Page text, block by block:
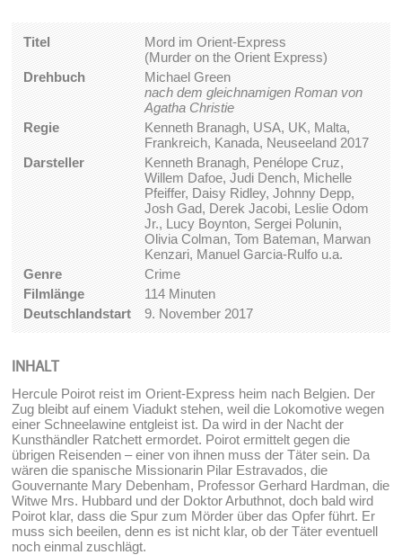
Titel
Mord im Orient-Express
(Murder on the Orient Express)
Drehbuch
Michael Green
nach dem gleichnamigen Roman von
Agatha Christie
Regie
Kenneth Branagh, USA, UK, Malta,
Frankreich, Kanada, Neuseeland 2017
Darsteller
Kenneth Branagh, Penélope Cruz,
Willem Dafoe, Judi Dench, Michelle
Pfeiffer, Daisy Ridley, Johnny Depp,
Josh Gad, Derek Jacobi, Leslie Odom
Jr., Lucy Boynton, Sergei Polunin,
Olivia Colman, Tom Bateman, Marwan
Kenzari, Manuel Garcia-Rulfo u.a.
Genre
Crime
Filmlänge
114 Minuten
Deutschlandstart
9. November 2017
INHALT
Hercule Poirot reist im Orient-Express heim nach Belgien. Der
Zug bleibt auf einem Viadukt stehen, weil die Lokomotive wegen
einer Schneelawine entgleist ist. Da wird in der Nacht der
Kunsthändler Ratchett ermordet. Poirot ermittelt gegen die
übrigen Reisenden – einer von ihnen muss der Täter sein. Da
wären die spanische Missionarin Pilar Estravados, die
Gouvernante Mary Debenham, Professor Gerhard Hardman, die
Witwe Mrs. Hubbard und der Doktor Arbuthnot, doch bald wird
Poirot klar, dass die Spur zum Mörder über das Opfer führt. Er
muss sich beeilen, denn es ist nicht klar, ob der Täter eventuell
noch einmal zuschlägt.